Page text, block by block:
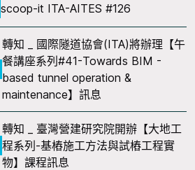
scoop-it ITA-AITES #126
轉知 _ 國際隧道協會(ITA)將辦理【午
餐講座系列#41-Towards BIM -
based tunnel operation &
maintenance】訊息
轉知 _ 臺灣營建研究院開辦【大地工
程系列-基樁施工方法與試樁工程實
物】課程訊息